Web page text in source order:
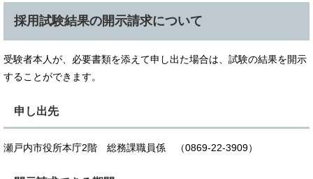
採用試験結果の開示請求について
受験者本人が、必要書類を添えて申し出た場合は、試験の結果を開示
することができます。
申し出先
瀬戸内市役所本庁2階 総務課職員係 （0869-22-3909）